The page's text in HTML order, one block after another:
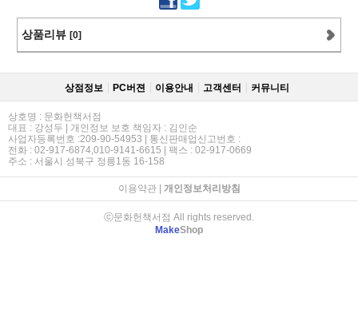
상품리뷰 [0]
상점정보 PC버젼 이용안내 고객센터 커뮤니티
상호명 : 문화헌책서점
대표 : 강성두 | 개인정보 보호 책임자 : 김인순
사업자등록번호 :209-90-54953 | 통신판매업신고번호 :
전화 : 02-917-6874,010-9141-6615 | 팩스 : 02-917-0669
주소 : 서울시 성북구 정릉1동 16-158
이용약관| 개인정보처리방침
ⓒ문화헌책서점 All rights reserved.
MakeShop